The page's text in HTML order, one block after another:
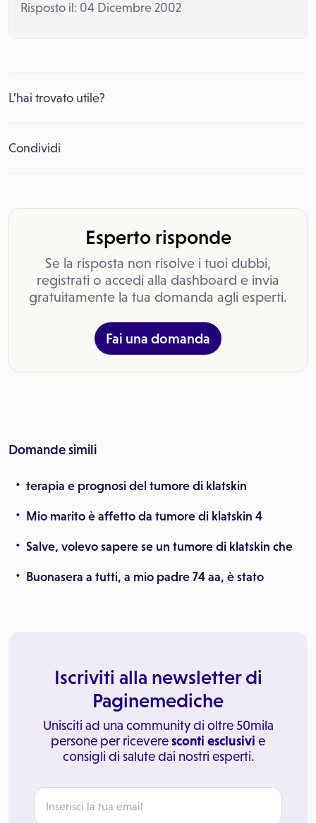
Risposto il: 04 Dicembre 2002
L’hai trovato utile?
Condividi
Esperto risponde
Se la risposta non risolve i tuoi dubbi,
registrati o accedi alla dashboard e invia
gratuitamente la tua domanda agli esperti.
Fai una domanda
Domande simili
terapia e prognosi del tumore di klatskin
Mio marito è affetto da tumore di klatskin 4
Salve, volevo sapere se un tumore di klatskin che
Buonasera a tutti, a mio padre 74 aa, è stato
Iscriviti alla newsletter di
Paginemediche
Unisciti ad una community di oltre 50mila
persone per riceveresconti esclusivi e
consigli di salute dai nostri esperti.